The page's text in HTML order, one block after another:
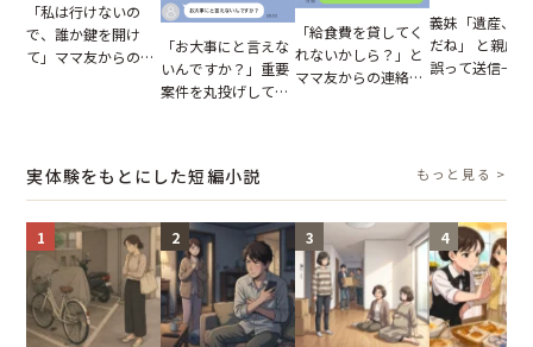
「私は行けないの
で、誰か鍵を開け
て」ママ友からの
「お大事にと言えな
いんですか？」重要
案件を丸投げして休
「給食費を貸してく
れないかしら？」と
ママ友からの連絡。
義妹「遺産、
だね」 と親戚
誤って送信→夫
実体験をもとにした短編小説 もっと見る >
1 2 3 4